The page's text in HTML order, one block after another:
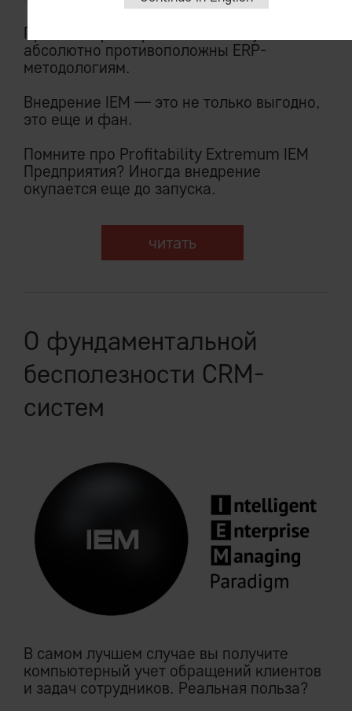
Принципы развертывания IEM System
абсолютно противоположны ERP-
методологиям.
Внедрение IEM — это не только выгодно,
это еще и фан.
Помните про Profitability Extremum IEM
Предприятия? Иногда внедрение
окупается еще до запуска.
читать
О фундаментальной
бесполезности CRM-
систем
В самом лучшем случае вы получите
компьютерный учет обращений клиентов
и задач сотрудников. Реальная польза?